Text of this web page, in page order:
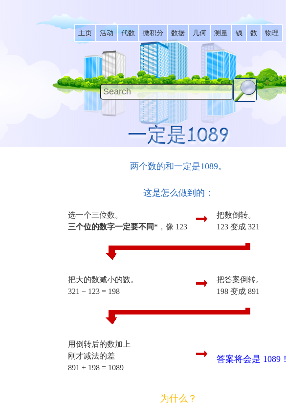
主页 活动 代数 微积分 数据 几何 测量 钱 数 物理
一定是1089
两个数的和一定是1089。
这是怎么做到的：
选一个三位数。
三个位的数字一定要不同 *，像 123
把数倒转。
123 变成 321
把大的数减小的数。
321 − 123 = 198
把答案倒转。
198 变成 891
用倒转后的数加上
刚才减法的差
891 + 198 = 1089
答案将会是 1089！
为什么？